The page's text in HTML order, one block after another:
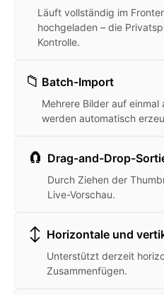
Läuft vollständig im
hochgeladen – die
Kontrolle.
📁 Batch-Import
Mehrere Bilder auf
werden automatisch
🧲 Drag-and-Drop-
Durch Ziehen der
Live-Vorschau.
↕️ Horizontale und
Unterstützt derzeit
Zusammenfügen.